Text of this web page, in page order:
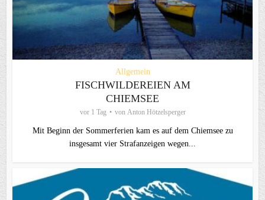
Allgemein
FISCHWILDEREIEN AM
CHIEMSEE
vor 1 Tag von Anton Hötzelsperger
Mit Beginn der Sommerferien kam es auf dem Chiemsee zu
insgesamt vier Strafanzeigen wegen...